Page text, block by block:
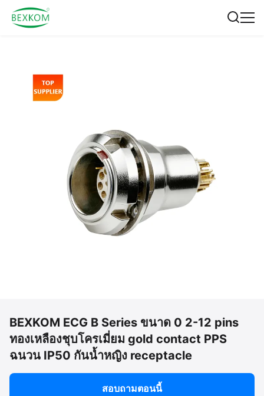
BEXKOM ECG B Series ขนาด 0 2-12 pins
ทองเหลืองชุบโครเมี่ยม gold contact PPS
ฉนวน IP50 กันน้ำหญิง receptacle
สอบถามตอนนี้